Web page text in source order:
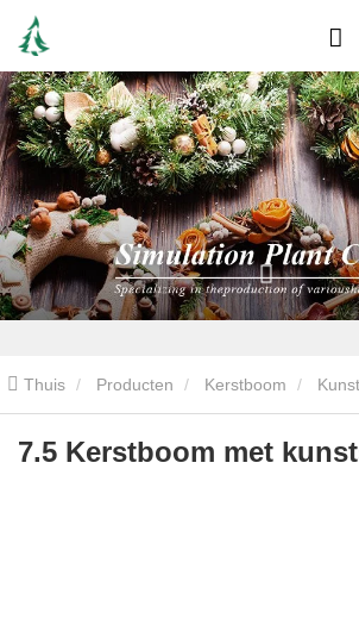
Thuis Producten Kerstboom
Kerstboom met kunstsneeuw
7.5 Kerstboom met